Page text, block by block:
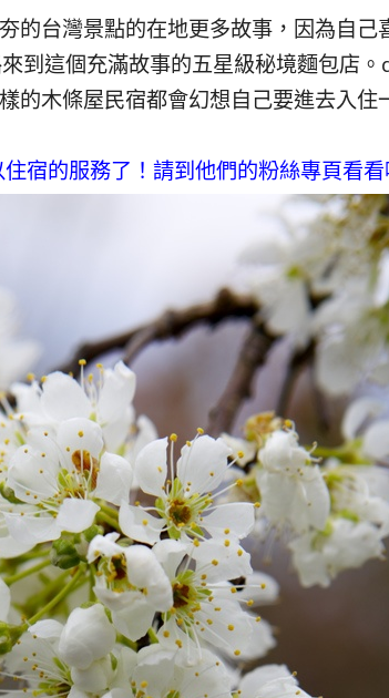
的台灣景點的在地更多故事，因為自己
到這個充滿故事的五星級秘境麵包店
的木條屋民宿都會幻想自己要進去入住
宿的服務了！請到他們的粉絲專頁看看